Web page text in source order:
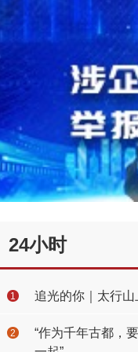
24小时
1 追光的你｜太行山
2
“作为千年古都，